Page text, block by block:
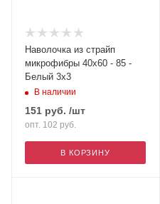
Наволочка из страйп
микрофибры 40х60 - 85 -
Белый 3х3
В наличии
151 руб. /шт
опт. 102 руб.
В КОРЗИНУ